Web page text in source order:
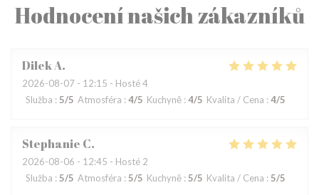
Hodnocení našich zákazníků
DilekA
2026-08-07 - 12:15 - Hosté 4
Služba : 5/5 Atmosféra : 4/5 Kuchyně : 4/5 Kvalita / Cena : 4/5
Stephanie C
2026-08-06 - 12:45 - Hosté 2
Služba : 5/5 Atmosféra : 5/5 Kuchyně : 5/5 Kvalita / Cena : 5/5